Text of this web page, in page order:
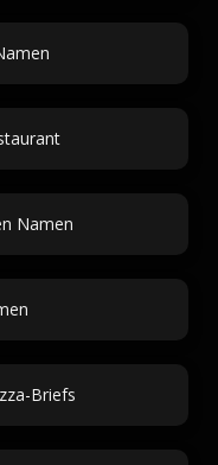
Namen
Briefs